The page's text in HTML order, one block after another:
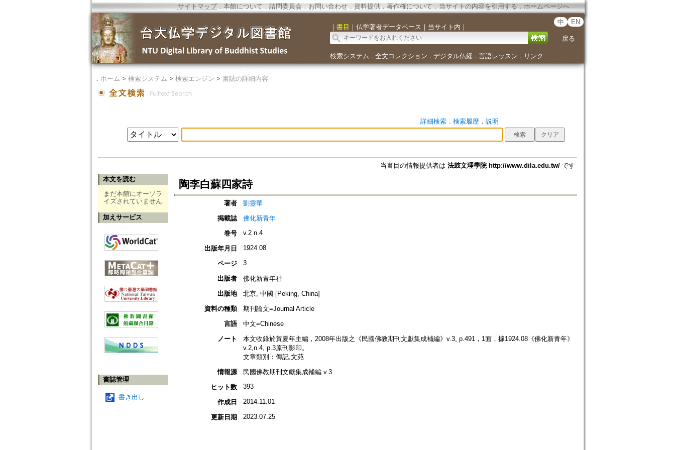
サイトマップ．本館について ． 諮問委員会． お問い合わせ． 資料提供． 著作権について．当サイトの内容を引用する ． ホームページへ
｜ 書目 ｜ 仏学著者データベース ｜ 当サイト内 ｜
中 EN
戻る
検索システム ． 全文コレクション ． デジタル仏経． 言語レッスン ． リンク
． ホーム > 検索システム > 検索エンジン > 書誌の詳細内容
詳細検索． 検索履歴． 説明
当書目の情報提供者は 法鼓文理學院 http://www.dila.edu.tw/です
本文を読む
まだ本館にオーソラ
イズされていません
加えサービス
書誌管理
書き出し
陶李白蘇四家詩
著者
劉靈華
掲載誌
佛化新青年
巻号
v.2 n.4
出版年月日 1924.08
ページ 3
出版者
佛化新青年社
出版地
北京, 中國 [Peking, China]
資料の種類
期刊論文=Journal Article
言語
中文=Chinese
ノート
本文收錄於黃夏年主編，2008年出版之《民國佛教期刊文獻集成補編》v.3, p.491，1面，據1924.08《佛化新青年》
v.2,n.4, p.3原刊影印。
文章類別：傳記,文苑
情報源
民國佛教期刊文獻集成補編 v.3
ヒット数
393
作成日 2014.11.01
更新日期 2023.07.25